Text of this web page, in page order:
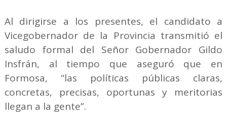
Al dirigirse a los presentes, el candidato a
Vicegobernador de la Provincia transmitió el
saludo formal del Señor Gobernador Gildo
Insfrán, al tiempo que aseguró que en
Formosa, “las políticas públicas claras,
concretas, precisas, oportunas y meritorias
llegan a la gente”.